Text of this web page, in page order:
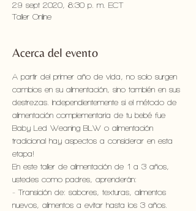
29 sept 2020, 8:30 p. m. ECT
Taller Online
Acerca del evento
A partir del primer año de vida, no solo surgen
cambios en su alimentación, sino también en sus
destrezas. Independientemente si el método de
alimentación complementaria de tu bebé fue
Baby Led Weaning BLW o alimentación
tradicional hay aspectos a considerar en esta
etapa!
En este taller de alimentación de 1 a 3 años,
ustedes como padres, aprenderán:
- Transición de: sabores, texturas, alimentos
nuevos, alimentos a evitar hasta los 3 años.